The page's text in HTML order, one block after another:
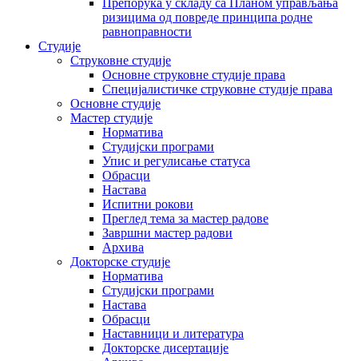
Препорука у складу са Планом управљања
ризицима од повреде принципа родне
равноправности
Студије
Струковне студије
Основне струковне студије права
Специјалистичке струковне студије права
Основне студије
Мастер студије
Норматива
Студијски програми
Упис и регулисање статуса
Обрасци
Настава
Испитни рокови
Преглед тема за мастер радове
Завршни мастер радови
Архива
Докторске студије
Норматива
Студијски програми
Настава
Обрасци
Наставници и литература
Докторске дисертације